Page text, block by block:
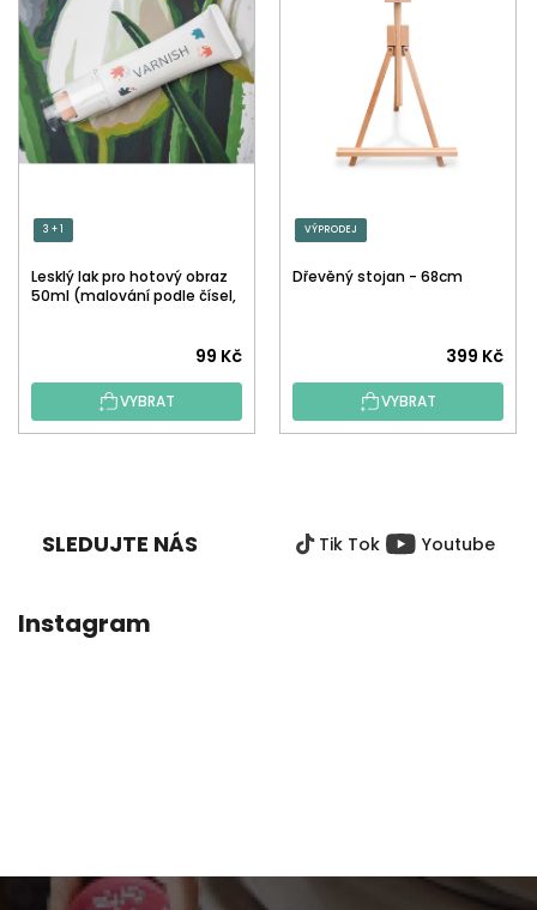
3 + 1
Lesklý lak pro hotový obraz
50ml (malování podle čísel,
hodnocení
produktu
je
hvězdiček.
99 Kč
VYBRAT
VÝPRODEJ
Dřevěný stojan - 68cm
399 Kč
VYBRAT
SLEDUJTE NÁS Tik Tok Youtube
Instagram